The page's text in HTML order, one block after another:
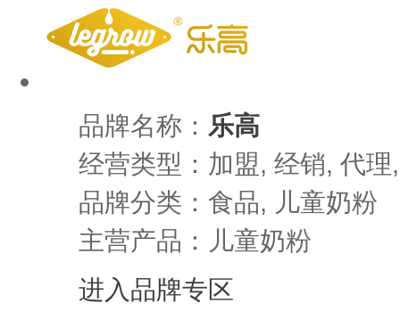
品牌名称： 乐高
经营类型：加盟, 经销, 代理
品牌分类：食品, 儿童奶粉
主营产品：儿童奶粉
进入品牌专区